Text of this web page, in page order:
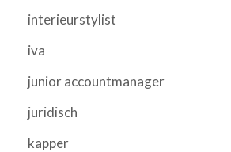
interieurstylist
iva
junior accountmanager
juridisch
kapper